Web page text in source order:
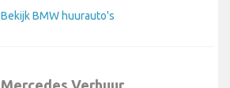
Bekijk BMW huurauto's
Mercedes Verhuur